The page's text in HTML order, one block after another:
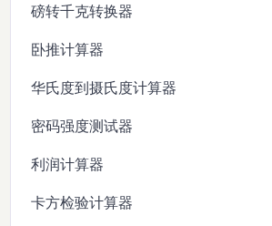
磅转千克转换器
卧推计算器
华氏度到摄氏度计算器
密码强度测试器
利润计算器
卡方检验计算器